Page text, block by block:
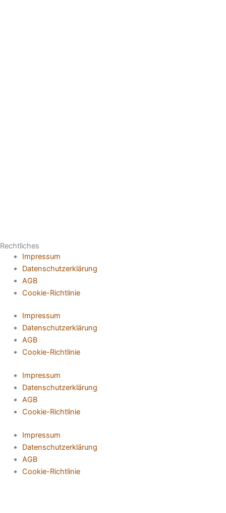
Rechtliches
Impressum
Datenschutzerklärung
AGB
Cookie-Richtlinie
Impressum
Datenschutzerklärung
AGB
Cookie-Richtlinie
Impressum
Datenschutzerklärung
AGB
Cookie-Richtlinie
Impressum
Datenschutzerklärung
AGB
Cookie-Richtlinie